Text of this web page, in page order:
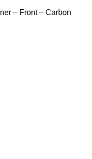
– Front – Carbon